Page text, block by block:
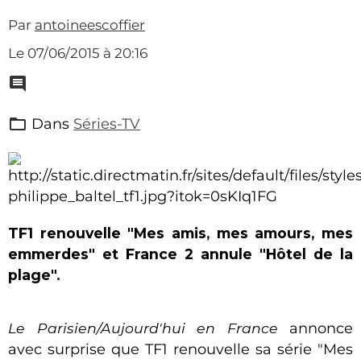
Par antoineescoffier
Le 07/06/2015 à 20:16
Dans Séries-TV
TF1 renouvelle "Mes amis, mes amours, mes
emmerdes" et France 2 annule "Hôtel de la
plage".
Le Parisien/Aujourd'hui en France annonce
avec surprise que TF1 renouvelle sa série "Mes